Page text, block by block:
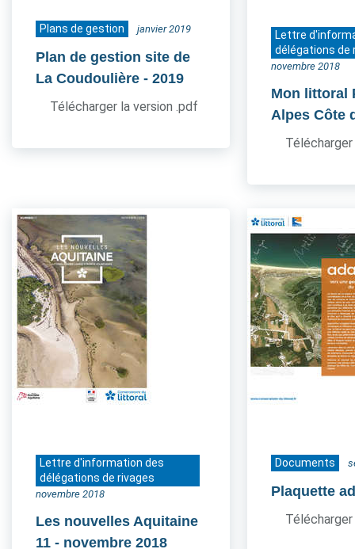
Plans de gestion janvier 2019
Plan de gestion site de
La Coudoulière - 2019
Télécharger la version .pdf
Lettre
délégations de
novembre 2018
Mon littoral
Alpes Côte
Lettre d'information des
délégations de rivages
novembre 2018
Les nouvelles Aquitaine
11 - novembre 2018
Documents
Plaquette